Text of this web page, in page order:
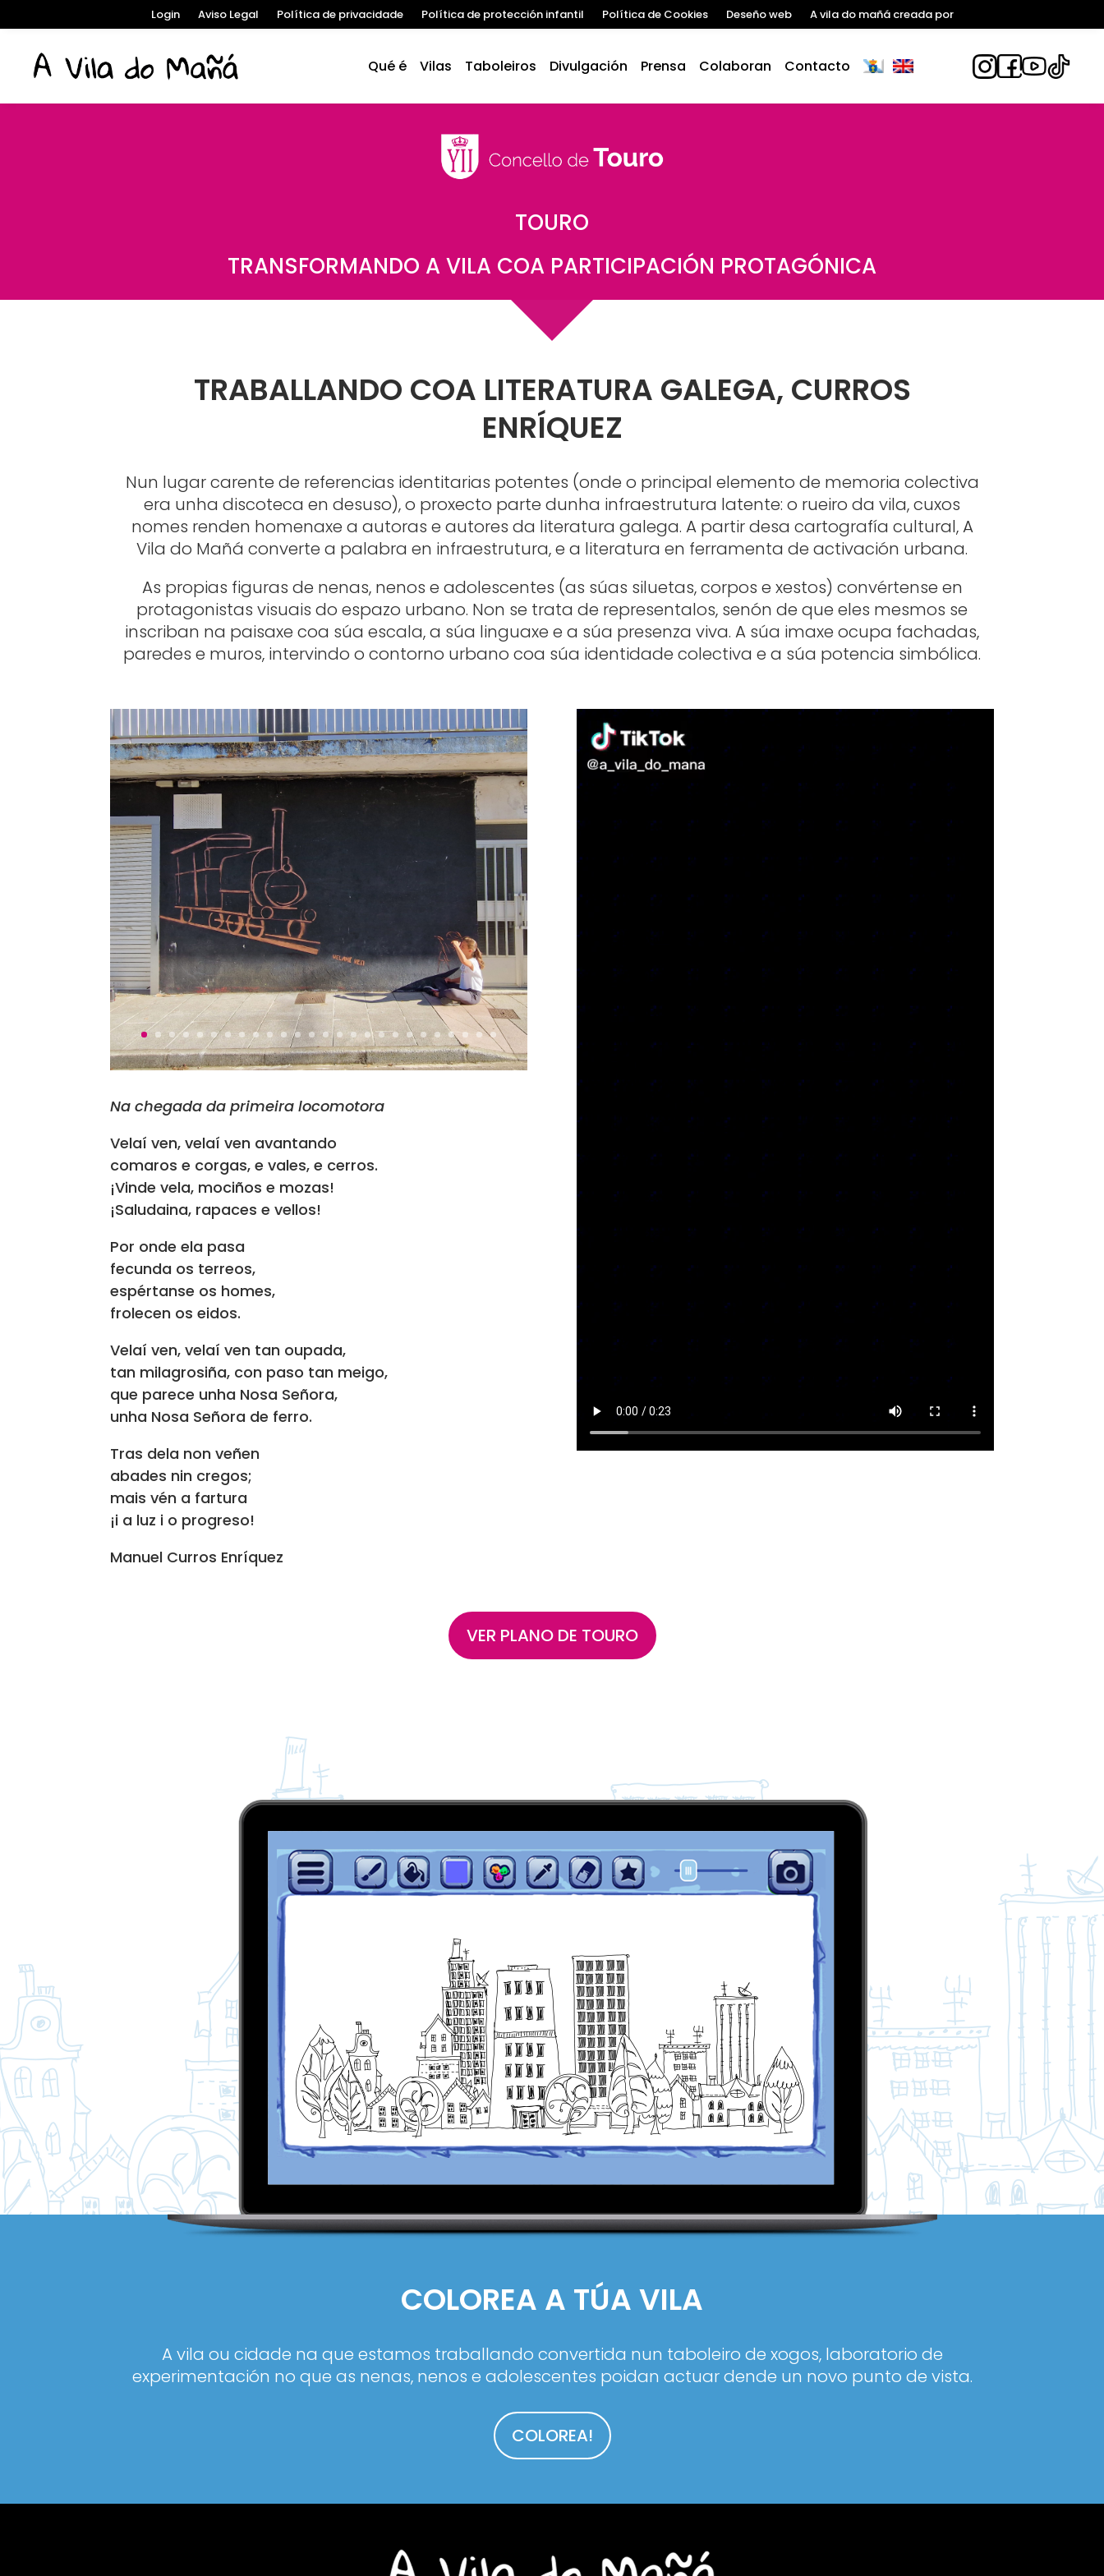
Login Aviso Legal Política de privacidade Política de protección infantil Política de Cookies Deseño web A vila do mañá creada por
Qué é Vilas Taboleiros Divulgación Prensa Colaboran Contacto
TOURO
TRANSFORMANDO A VILA COA PARTICIPACIÓN PROTAGÓNICA
TRABALLANDO COA LITERATURA GALEGA, CURROS
ENRÍQUEZ
Nun lugar carente de referencias identitarias potentes (onde o principal elemento de memoria colectiva
era unha discoteca en desuso), o proxecto parte dunha infraestrutura latente: o rueiro da vila, cuxos
nomes renden homenaxe a autoras e autores da literatura galega. A partir desa cartografía cultural, A
Vila do Mañá converte a palabra en infraestrutura, e a literatura en ferramenta de activación urbana.
As propias figuras de nenas, nenos e adolescentes (as súas siluetas, corpos e xestos) convértense en
protagonistas visuais do espazo urbano. Non se trata de representalos, senón de que eles mesmos se
inscriban na paisaxe coa súa escala, a súa linguaxe e a súa presenza viva. A súa imaxe ocupa fachadas,
paredes e muros, intervindo o contorno urbano coa súa identidade colectiva e a súa potencia simbólica.
Na chegada da primeira locomotora
Velaí ven, velaí ven avantando
comaros e corgas, e vales, e cerros.
¡Vinde vela, mociños e mozas!
¡Saludaina, rapaces e vellos!
Por onde ela pasa
fecunda os terreos,
espértanse os homes,
frolecen os eidos.
Velaí ven, velaí ven tan oupada,
tan milagrosiña, con paso tan meigo,
que parece unha Nosa Señora,
unha Nosa Señora de ferro.
Tras dela non veñen
abades nin cregos;
mais vén a fartura
¡i a luz i o progreso!
Manuel Curros Enríquez
VER PLANO DE TOURO
COLOREA A TÚA VILA
A vila ou cidade na que estamos traballando convertida nun taboleiro de xogos, laboratorio de
experimentación no que as nenas, nenos e adolescentes poidan actuar dende un novo punto de vista.
COLOREA!